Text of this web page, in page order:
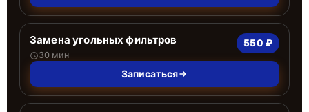
Замена угольных фильтров
30 мин
550 ₽
Записаться